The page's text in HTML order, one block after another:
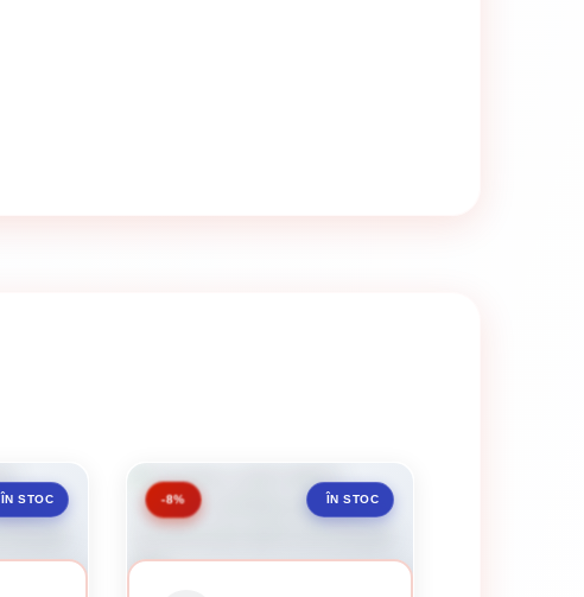
ÎN STOC ÎN STOC
-8%